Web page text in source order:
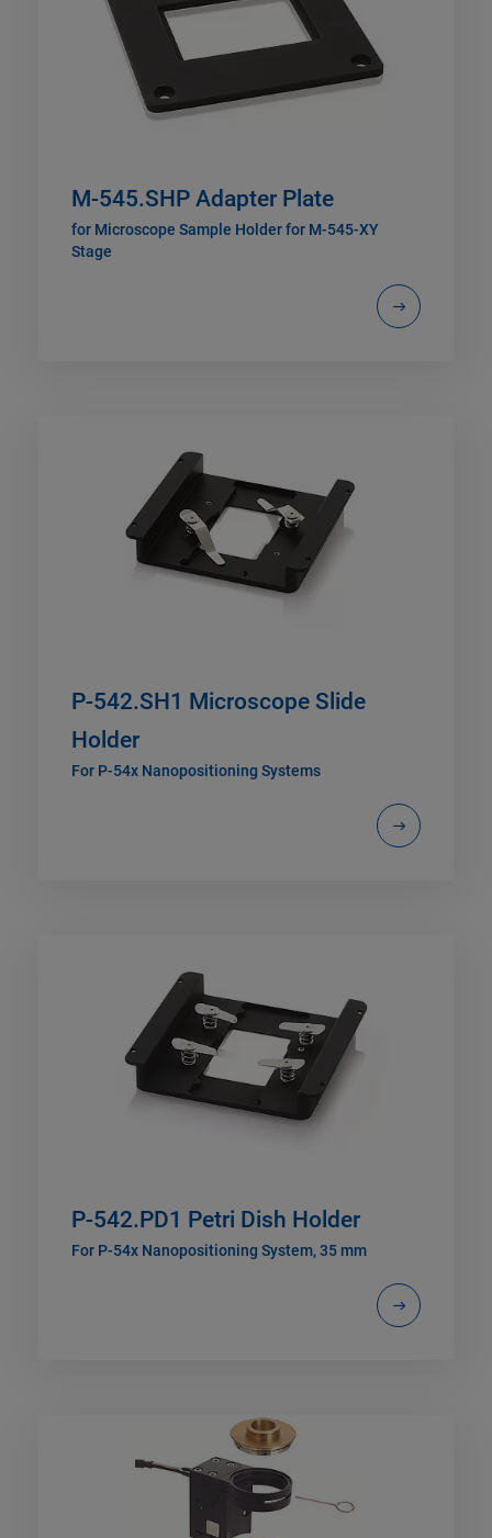
M-545.SHP Adapter Plate
for Microscope Sample Holder for M-545-XY
Stage
P-542.SH1 Microscope Slide
Holder
For P-54x Nanopositioning Systems
P-542.PD1 Petri Dish Holder
For P-54x Nanopositioning System, 35 mm